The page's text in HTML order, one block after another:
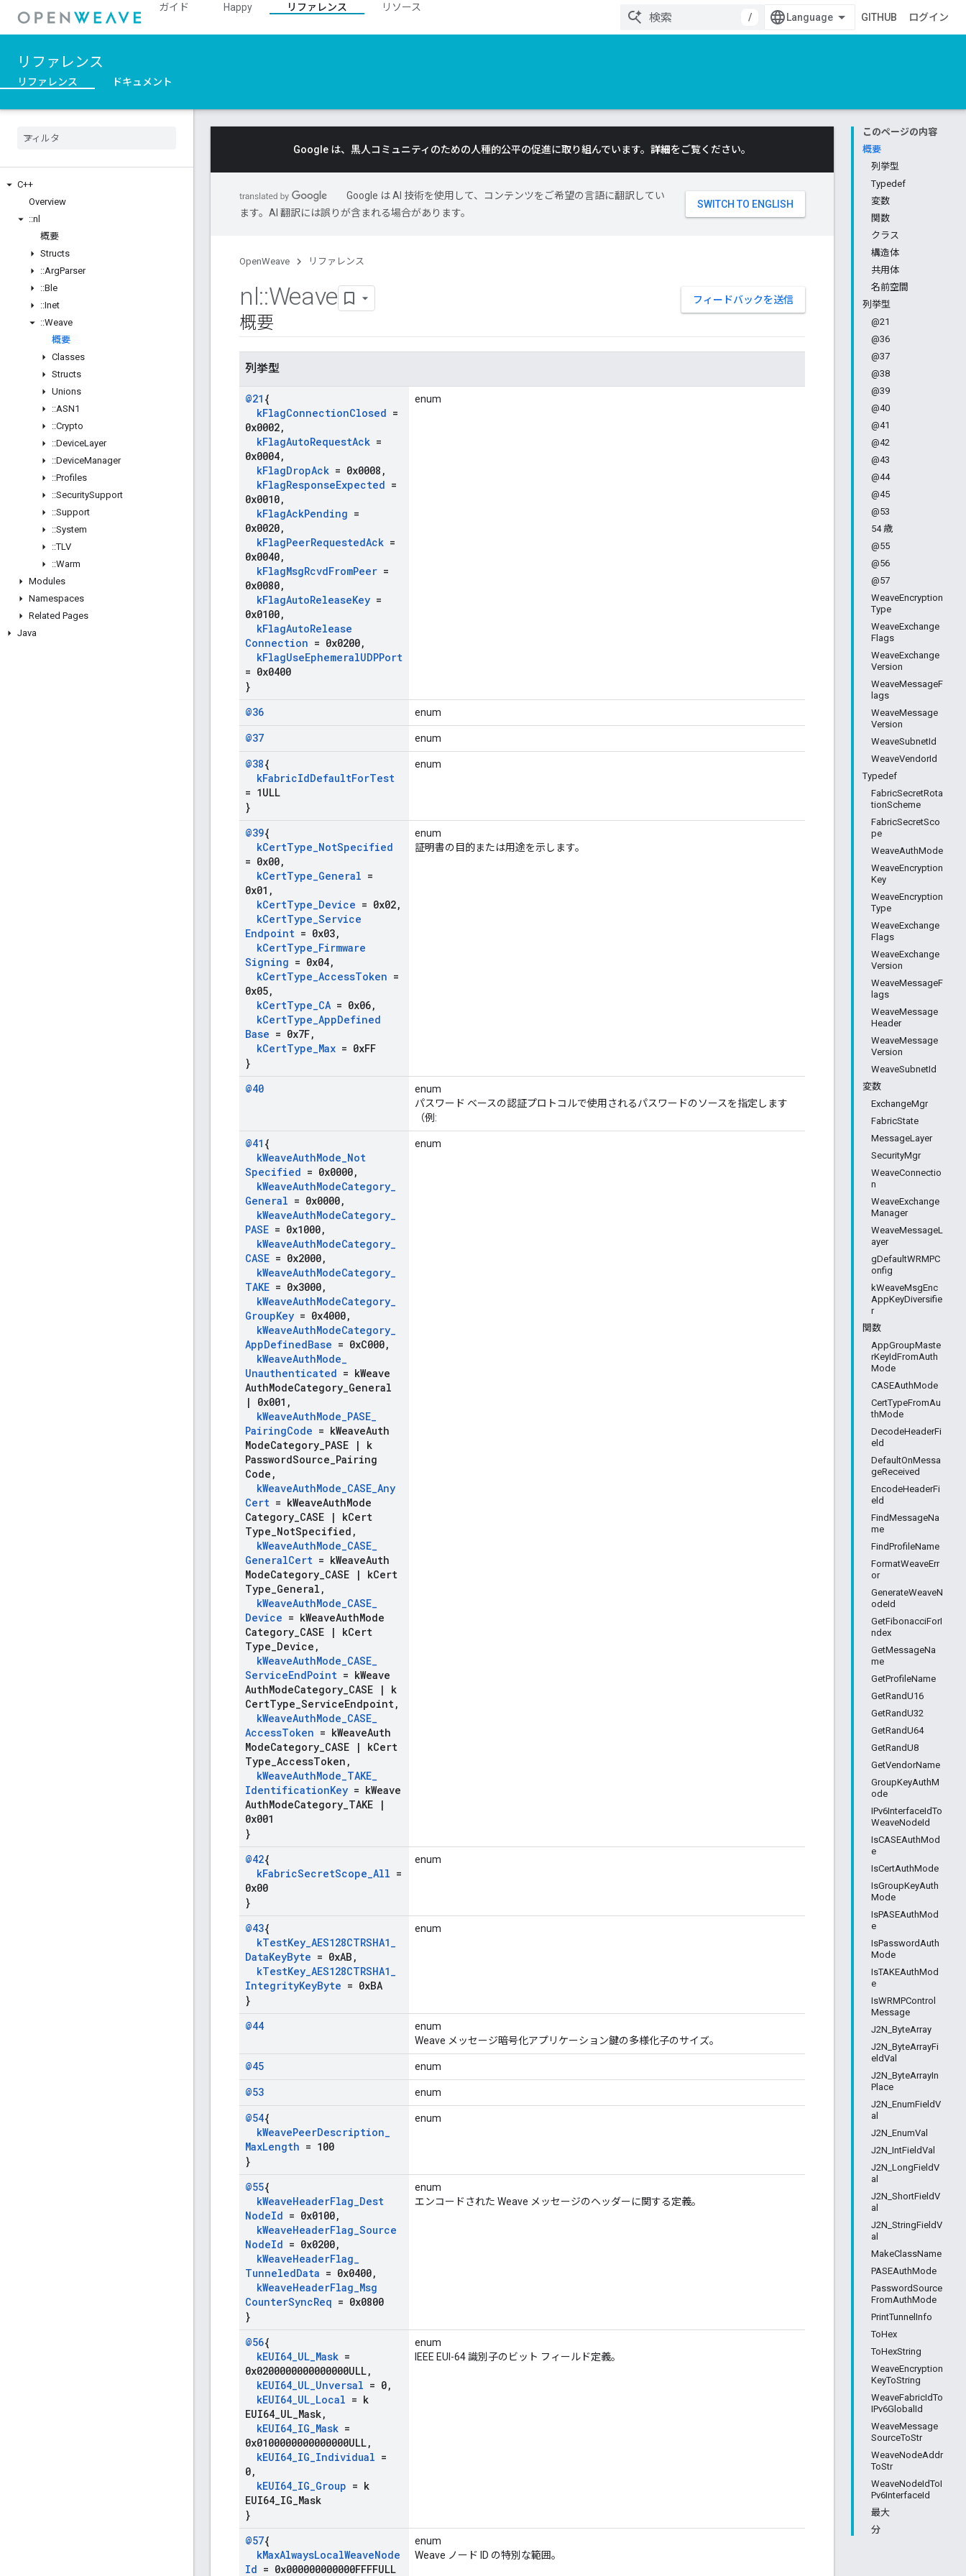
ガイド Happy リファレンス
リソース
/
GITHUB ログイン
リファレンス
リファレンス ドキュメント
C++
Overview
::nl
概要
Structs
::ArgParser
::Ble
::Inet
::Weave
概要
Classes
Structs
Unions
::ASN1
::Crypto
::DeviceLayer
::DeviceManager
::Profiles
::SecuritySupport
::Support
::System
::TLV
::Warm
Modules
Namespaces
Related Pages
Java
このページの内容
概要
列挙型
Typedef
変数
関数
クラス
構造体
共用体
名前空間
列挙型
@21
@36
@37
@38
@39
@40
@41
@42
@43
@44
@45
@53
54 歳
@55
@56
@57
WeaveEncryption
Type
WeaveExchange
Flags
WeaveExchange
Version
WeaveMessageF
lags
WeaveMessage
Version
WeaveSubnetId
WeaveVendorId
Typedef
FabricSecretRota
tionScheme
FabricSecretSco
pe
WeaveAuthMode
WeaveEncryption
Key
WeaveEncryption
Type
WeaveExchange
Flags
WeaveExchange
Version
WeaveMessageF
lags
WeaveMessage
Header
WeaveMessage
Version
WeaveSubnetId
変数
ExchangeMgr
FabricState
MessageLayer
SecurityMgr
WeaveConnectio
n
WeaveExchange
Manager
WeaveMessageL
ayer
gDefaultWRMPC
onfig
kWeaveMsgEnc
AppKeyDiversifie
r
関数
AppGroupMaste
rKeyIdFromAuth
Mode
CASEAuthMode
CertTypeFromAu
thMode
DecodeHeaderFi
eld
DefaultOnMessa
geReceived
EncodeHeaderFi
eld
FindMessageNa
me
FindProfileName
FormatWeaveErr
or
GenerateWeaveN
odeId
GetFibonacciForI
ndex
GetMessageNa
me
GetProfileName
GetRandU16
GetRandU32
GetRandU64
GetRandU8
GetVendorName
GroupKeyAuthM
ode
IPv6InterfaceIdTo
WeaveNodeId
IsCASEAuthMod
e
IsCertAuthMode
IsGroupKeyAuth
Mode
IsPASEAuthMod
e
IsPasswordAuth
Mode
IsTAKEAuthMod
e
IsWRMPControl
Message
J2N_ByteArray
J2N_ByteArrayFi
eldVal
J2N_ByteArrayIn
Place
J2N_EnumFieldV
al
J2N_EnumVal
J2N_IntFieldVal
J2N_LongFieldV
al
J2N_ShortFieldV
al
J2N_StringFieldV
al
MakeClassName
PASEAuthMode
PasswordSource
FromAuthMode
PrintTunnelInfo
ToHex
ToHexString
WeaveEncryption
KeyToString
WeaveFabricIdTo
IPv6GlobalId
WeaveMessage
SourceToStr
WeaveNodeAddr
ToStr
WeaveNodeIdToI
Pv6InterfaceId
最大
分
Google は、黒人コミュニティのための人種的公平の促進に取り組んでいます。 詳細をご覧ください。
Google は AI 技術を使用して、コンテンツをご希望の言語に翻訳してい
ます。AI 翻訳には誤りが含まれる場合があります。
OpenWeave リファレンス
フィードバックを送信
nl::Weave
概要
列挙型
@21 {
kFlagConnectionClosed =
0x0002,
kFlagAutoRequestAck =
0x0004,
kFlagDropAck = 0x0008 ,
kFlagResponseExpected =
0x0010,
kFlagAckPending =
0x0020,
kFlagPeerRequestedAck =
0x0040,
kFlagMsgRcvdFromPeer =
0x0080,
kFlagAutoReleaseKey =
0x0100,
kFlagAutoRelease
Connection = 0x0200,
kFlagUseEphemeralUDPPort
= 0x0400
}
enum
@36 enum
@37 enum
@38{
kFabricIdDefaultForTest
= 1ULL
}
enum
@39{
kCertType_NotSpecified
= 0x00,
kCertType_General =
0x01 ,
kCertType_Device = 0x02,
kCertType_Service
Endpoint = 0x03,
kCertType_Firmware
Signing = 0x04,
kCertType_AccessToken =
0x05,
kCertType_CA = 0x06,
kCertType_AppDefined
Base = 0x7F,
kCertType_Max = 0xFF
}
enum
証明書の目的または用途を示します。
@40
enum
パスワード ベースの認証プロトコルで使用されるパスワードのソースを指定します
（例:
@41 {
kWeaveAuthMode_Not
Specified = 0x0000,
kWeaveAuthModeCategory_
General = 0x0000,
kWeaveAuthModeCategory_
PASE = 0x1000,
kWeaveAuthModeCategory_
CASE = 0x2000,
kWeaveAuthModeCategory_
TAKE = 0x3000,
kWeaveAuthModeCategory_
GroupKey = 0x4000,
kWeaveAuthModeCategory_
AppDefinedBase = 0xC000,
kWeaveAuthMode_
Unauthenticated = kWeave
AuthModeCategory General
|
0x001 ,
kWeaveAuthMode_PASE_
PairingCode = kWeaveAuth
ModeCategory PASE |
k
PasswordSource Pairing
Code ,
kWeaveAuthMode_CASE_Any
Cert = kWeaveAuthMode
Category CASE | kCert
Type NotSpecified ,
kWeaveAuthMode_CASE_
GeneralCert = kWeaveAuth
ModeCategory CASE | kCert
Type General ,
kWeaveAuthMode_CASE_
Device = kWeaveAuthMode
Category CASE | kCert
Type Device ,
kWeaveAuthMode_CASE_
ServiceEndPoint = kWeave
AuthModeCategory CASE |
k
CertType ServiceEndpoint,
kWeaveAuthMode_CASE_
AccessToken = kWeaveAuth
ModeCategory CASE | kCert
Type AccessToken ,
kWeaveAuthMode_TAKE_
IdentificationKey = kWeave
AuthModeCategory TAKE
|
0x001
}
enum
@42{
kFabricSecretScope_All =
0x00
}
enum
@43{
kTestKey_AES128CTRSHA1_
DataKeyByte = 0xAB ,
kTestKey_AES128CTRSHA1_
IntegrityKeyByte = 0xBA
}
enum
@44
enum
Weave メッセージ暗号化アプリケーション鍵の多様化子のサイズ。
@45 enum
@53 enum
@54{
kWeavePeerDescription_
MaxLength = 100
}
enum
@55{
kWeaveHeaderFlag_Dest
NodeId = 0x0100,
kWeaveHeaderFlag_Source
NodeId = 0x0200,
kWeaveHeaderFlag_
TunneledData = 0x0400,
kWeaveHeaderFlag_Msg
CounterSyncReq = 0x0800
}
enum
エンコードされた Weave メッセージのヘッダーに関する定義。
@56{
kEUI64_UL_Mask =
0x0200000000000000ULL,
kEUI64_UL_Unversal = 0,
kEUI64_UL_Local = k
EUI64 UL Mask,
kEUI64_IG_Mask =
0x0100000000000000ULL,
kEUI64_IG_Individual =
0,
kEUI64_IG_Group = k
EUI64 IG Mask
}
enum
IEEE EUI-64 識別子のビット フィールド定義。
@57{
kMaxAlwaysLocalWeaveNode
Id = 0x000000000000FFFFULL
enum
Weave ノード ID の特別な範囲。